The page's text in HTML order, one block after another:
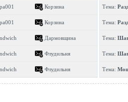
Корзина
Корзина
Дармовщина
Флудильня
Флудильня
Тема:
Тема:
Тема:
Тема:
Тема: